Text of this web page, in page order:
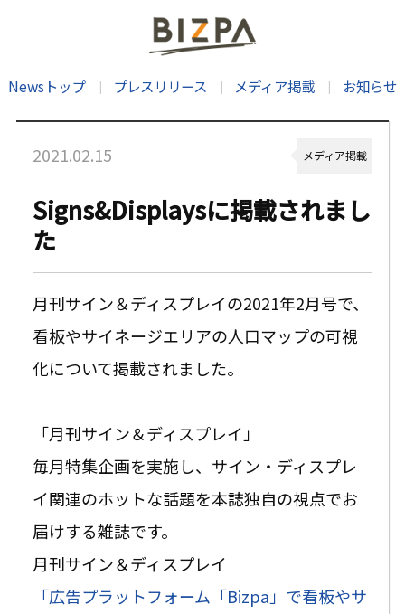
Newsトップ プレスリリース メディア掲載 お知らせ
2021.02.15 メディア掲載
Signs&Displaysに掲載されまし
た
月刊サイン＆ディスプレイの2021年2月号で、
看板やサイネージエリアの人口マップの可視
化について掲載されました。
「月刊サイン＆ディスプレイ」
毎月特集企画を実施し、サイン・ディスプレ
イ関連のホットな話題を本誌独自の視点でお
届けする雑誌です。
月刊サイン＆ディスプレイ
「広告プラットフォーム「Bizpa」で看板やサ